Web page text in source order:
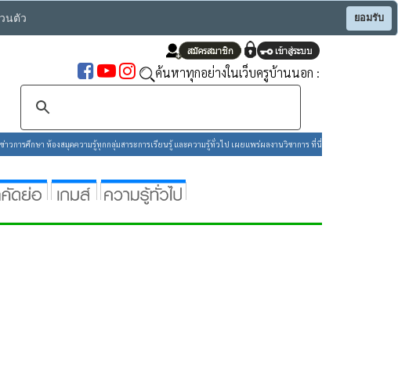
นตัว ยอมรับ
ค้นหาทุกอย่างในเว็บครูบ้านนอก :
วการศึกษา ห้องสมุดความรู้ทุกกลุ่มสาระการเรียนรู้ และความรู้ทั่วไป เผยแพร่ผลงานวิชาการ ที่นี่